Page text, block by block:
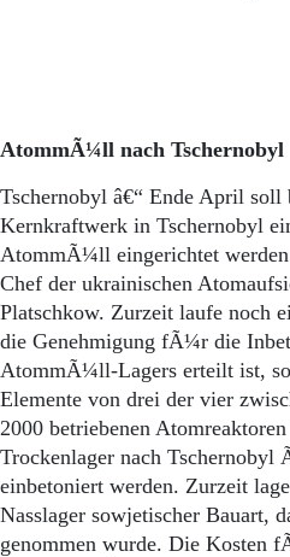
AtommÃ¼ll nach Tschernobyl
Tschernobyl â€“ Ende April soll
Kernkraftwerk in Tschernobyl
AtommÃ¼ll eingerichtet
Chef der ukrainischen
Platschkow. Zurzeit laufe noch
die Genehmigung fÃ¼r die
AtommÃ¼ll-Lagers erteilt ist,
Elemente von drei der vier
2000 betriebenen
Trockenlager nach
einbetoniert werden. Zurzeit
Nasslager sowjetischer Bauart,
genommen wurde. Die Kosten